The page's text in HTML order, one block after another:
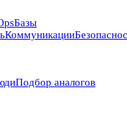
Базы
Коммуникации
Подбор аналогов